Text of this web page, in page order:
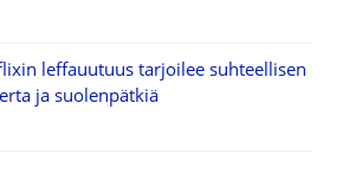
leffauutuus tarjoilee suhteellisen
ja suolenpätkiä